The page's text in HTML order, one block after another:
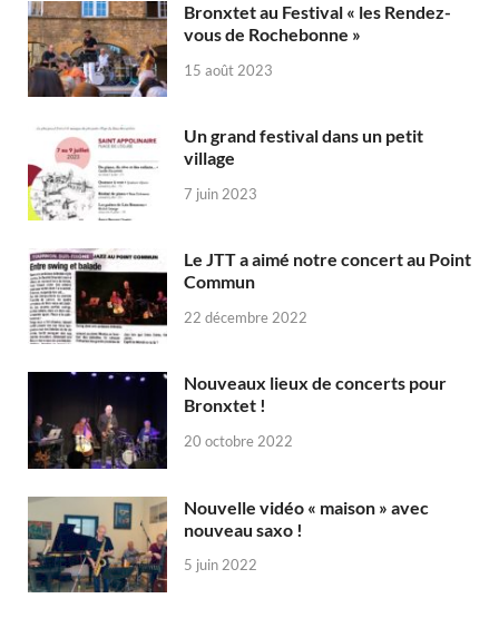
Bronxtet au Festival « les Rendez-
vous de Rochebonne »
15 août 2023
Un grand festival dans un petit
village
7 juin 2023
Le JTT a aimé notre concert au Point
Commun
22 décembre 2022
Nouveaux lieux de concerts pour
Bronxtet !
20 octobre 2022
Nouvelle vidéo « maison » avec
nouveau saxo !
5 juin 2022